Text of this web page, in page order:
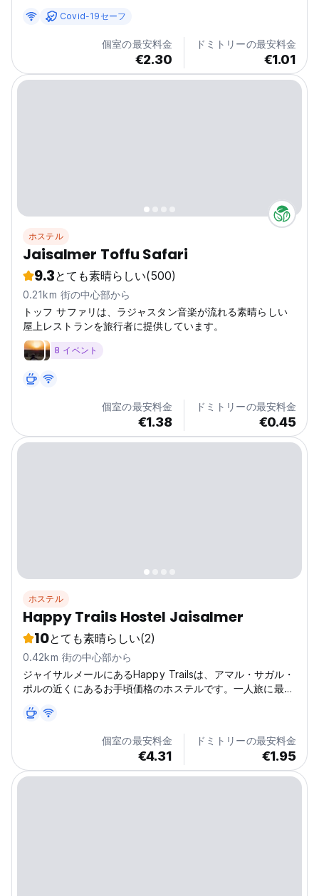
Covid-19セーフ
個室の最安料金
€2.30
ドミトリーの最安料金
€1.01
ホステル
Jaisalmer Toffu Safari
9.3とても素晴らしい(500)
0.21km 街の中心部から
トッフ サファリは、ラジャスタン音楽が流れる素晴らしい
屋上レストランを旅行者に提供しています。
8 イベント
個室の最安料金
€1.38
ドミトリーの最安料金
€0.45
ホステル
Happy Trails Hostel Jaisalmer
10とても素晴らしい(2)
0.42km 街の中心部から
ジャイサルメールにあるHappy Trailsは、アマル・サガル・
ポルの近くにあるお手頃価格のホステルです。一人旅に最適
の街を探索してください。 (Auto-translated from original
個室の最安料金
€4.31
ドミトリーの最安料金
€1.95